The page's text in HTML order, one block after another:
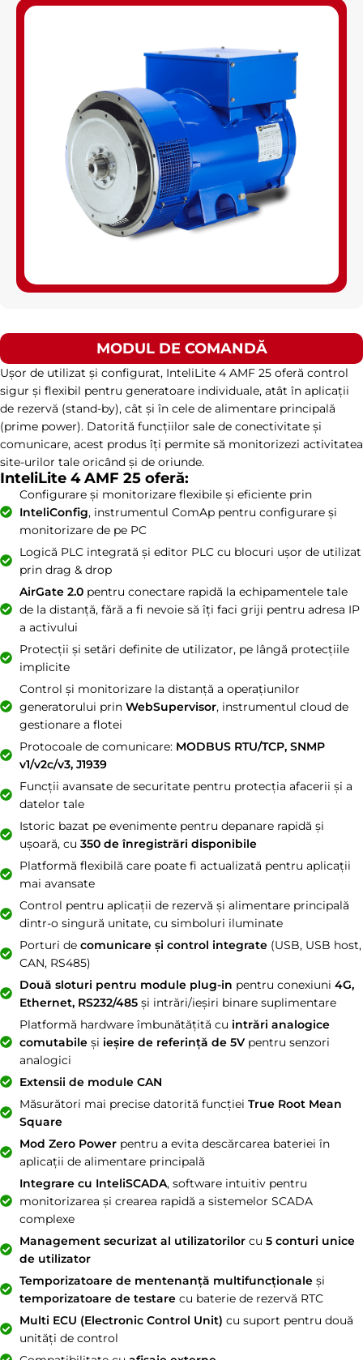
MODUL DE COMANDĂ
Ușor de utilizat și configurat, InteliLite 4 AMF 25 oferă control
sigur și flexibil pentru generatoare individuale, atât în aplicații
de rezervă (stand-by), cât și în cele de alimentare principală
(prime power). Datorită funcțiilor sale de conectivitate și
comunicare, acest produs îți permite să monitorizezi activitatea
site-urilor tale oricând și de oriunde.
InteliLite 4 AMF 25 oferă:
Configurare și monitorizare flexibile și eficiente prin
InteliConfig, instrumentul ComAp pentru configurare și
monitorizare de pe PC
Logică PLC integrată și editor PLC cu blocuri ușor de utilizat
prin drag & drop
AirGate 2.0pentru conectare rapidă la echipamentele tale
de la distanță, fără a fi nevoie să îți faci griji pentru adresa IP
a activului
Protecții și setări definite de utilizator, pe lângă protecțiile
implicite
Control și monitorizare la distanță a operațiunilor
generatorului prin WebSupervisor, instrumentul cloud de
gestionare a flotei
Protocoale de comunicare: MODBUS RTU/TCP, SNMP
v1/v2c/v3, J1939
Funcții avansate de securitate pentru protecția afacerii și a
datelor tale
Istoric bazat pe evenimente pentru depanare rapidă și
ușoară, cu 350 de înregistrări disponibile
Platformă flexibilă care poate fi actualizată pentru aplicații
mai avansate
Control pentru aplicații de rezervă și alimentare principală
dintr-o singură unitate, cu simboluri iluminate
Porturi de comunicare și control integrate(USB, USB host,
CAN, RS485)
Două sloturi pentru module plug-in pentru conexiuni 4G,
Ethernet, RS232/485și intrări/ieșiri binare suplimentare
Platformă hardware îmbunătățită cu intrări analogice
comutabileși ieșire de referință de 5Vpentru senzori
analogici
Extensii de module CAN
Măsurători mai precise datorită funcției True Root Mean
Square
Mod Zero Powerpentru a evita descărcarea bateriei în
aplicații de alimentare principală
Integrare cu InteliSCADA, software intuitiv pentru
monitorizarea și crearea rapidă a sistemelor SCADA
complexe
Management securizat al utilizatorilorcu 5 conturi unice
de utilizator
Temporizatoare de mentenanță multifuncționaleși
temporizatoare de testarecu baterie de rezervă RTC
Multi ECU (Electronic Control Unit) cu suport pentru două
unități de control